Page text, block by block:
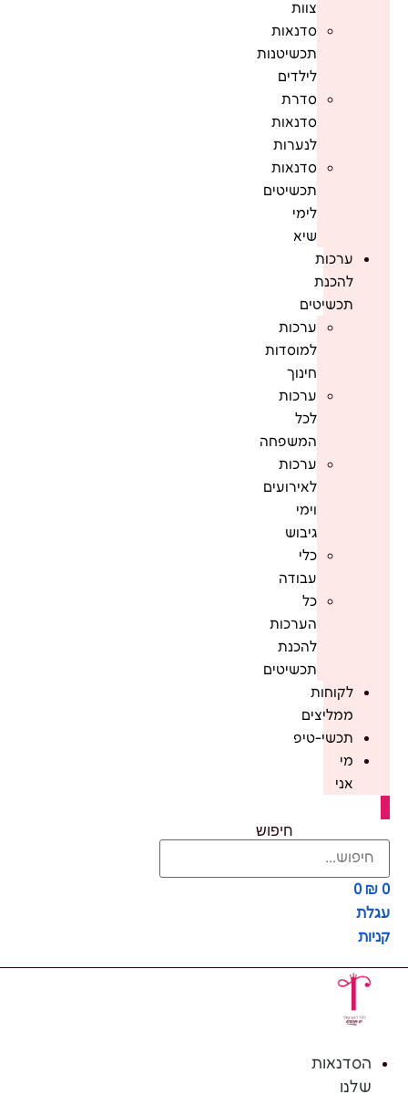
צוות
סדנאות
תכשיטנות
לילדים
סדרת
סדנאות
לנערות
סדנאות
תכשיטים
לימי
שיא
ערכות
להכנת
תכשיטים
ערכות
למוסדות
חינוך
ערכות
לכל
המשפחה
ערכות
לאירועים
וימי
גיבוש
כלי
עבודה
כל
הערכות
להכנת
תכשיטים
לקוחות
ממליצים
תכשי-טיפ
מי
אני
חיפוש
₪ 0
0
עגלת
קניות
הסדנאות
שלנו